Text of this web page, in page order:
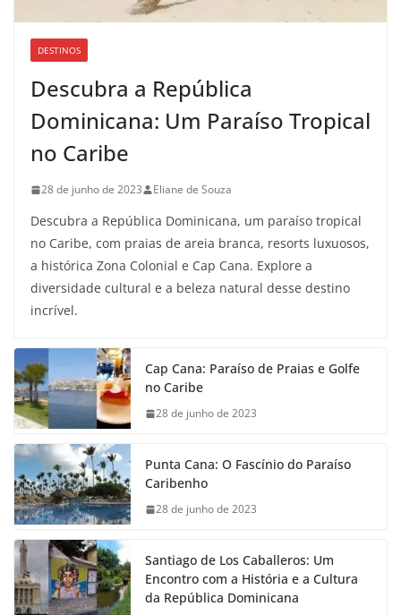
DESTINOS
Descubra a República
Dominicana: Um Paraíso Tropical
no Caribe
28 de junho de 2023 Eliane de Souza
Descubra a República Dominicana, um paraíso tropical
no Caribe, com praias de areia branca, resorts luxuosos,
a histórica Zona Colonial e Cap Cana. Explore a
diversidade cultural e a beleza natural desse destino
incrível.
Cap Cana: Paraíso de Praias e Golfe
no Caribe
28 de junho de 2023
Punta Cana: O Fascínio do Paraíso
Caribenho
28 de junho de 2023
Santiago de Los Caballeros: Um
Encontro com a História e a Cultura
da República Dominicana